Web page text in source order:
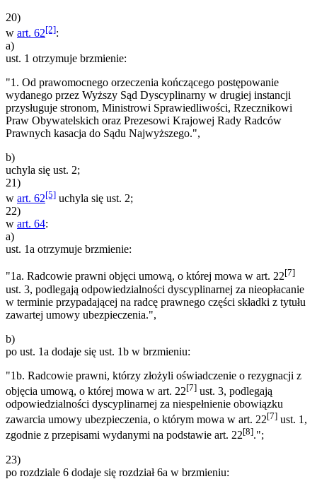
20)
w art. 62[2]:
a)
ust. 1 otrzymuje brzmienie:
"1. Od prawomocnego orzeczenia kończącego postępowanie
wydanego przez Wyższy Sąd Dyscyplinarny w drugiej instancji
przysługuje stronom, Ministrowi Sprawiedliwości, Rzecznikowi
Praw Obywatelskich oraz Prezesowi Krajowej Rady Radców
Prawnych kasacja do Sądu Najwyższego.",
b)
uchyla się ust. 2;
21)
w art. 62[5] uchyla się ust. 2;
22)
w art. 64:
a)
ust. 1a otrzymuje brzmienie:
"1a. Radcowie prawni objęci umową, o której mowa w art. 22[7]
ust. 3, podlegają odpowiedzialności dyscyplinarnej za nieopłacanie
w terminie przypadającej na radcę prawnego części składki z tytułu
zawartej umowy ubezpieczenia.",
b)
po ust. 1a dodaje się ust. 1b w brzmieniu:
"1b. Radcowie prawni, którzy złożyli oświadczenie o rezygnacji z
objęcia umową, o której mowa w art. 22[7] ust. 3, podlegają
odpowiedzialności dyscyplinarnej za niespełnienie obowiązku
zawarcia umowy ubezpieczenia, o którym mowa w art. 22[7] ust. 1,
zgodnie z przepisami wydanymi na podstawie art. 22[8].";
23)
po rozdziale 6 dodaje się rozdział 6a w brzmieniu: